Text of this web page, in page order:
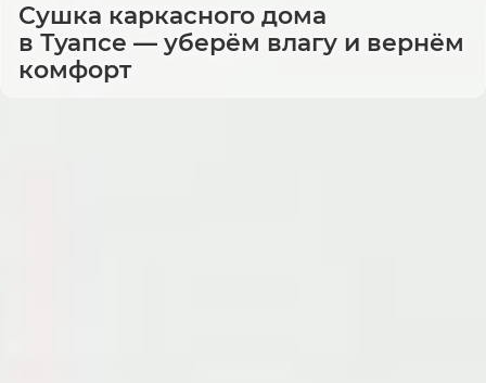
Сушка каркасного дома
в Туапсе — уберём влагу и вернём
комфорт